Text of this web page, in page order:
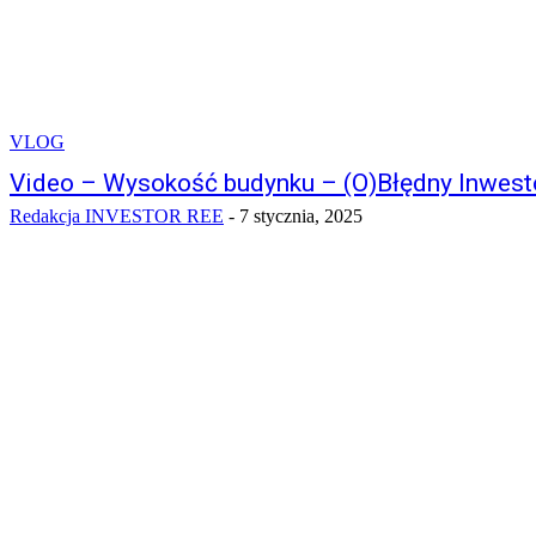
VLOG
Video – Wysokość budynku – (O)Błędny
Redakcja INVESTOR REE - 7 stycznia, 2025